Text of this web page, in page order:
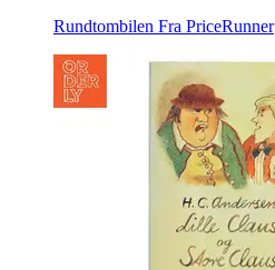
Rundtombilen Fra PriceRunner